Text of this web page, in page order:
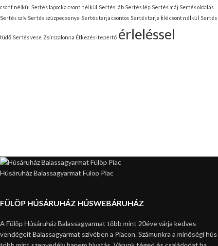
csont nélkül Sertés lapocka csont nélkül Sertés láb Sertés lép Sertés máj Sertés oldalas
Sertés szív Sertés szüzpecsenye Sertés tarja csontos Sertés tarja filé csont nélkül Sertés
tüdő Sertés vese Zsírszalonna Étkezési tepertő érleléssel
Húsáruház Balassagyarmat Fülöp Piac
FÜLÖP HÚSÁRUHÁZ HÚSWEBÁRUHÁZ
A Fülöp Húsáruház Balassagyarmat több mint 20éve várja kedves
vendégeit Balassagyarmat szívében a Piacon. Számunkra a minőségi hús